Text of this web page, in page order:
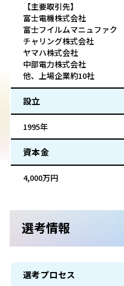
【主要取引先】
富士電機株式会社
富士フイルムマニュファク
チャリング株式会社
ヤマハ株式会社
中部電力株式会社
他、上場企業約10社
設立
1995年
資本金
4,000万円
選考情報
選考プロセス